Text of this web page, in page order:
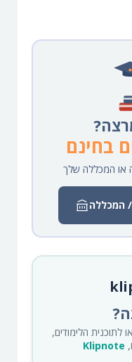
בחינם
או המכללה שלך
/ המכללה
לתוכנית הלימודים,
Klipnote